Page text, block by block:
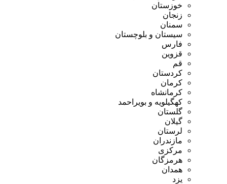
خوزستان
زنجان
سمنان
سیستان و بلوچستان
فارس
قزوین
قم
کردستان
کرمان
کرمانشاه
کهگیلویه و بویراحمد
گلستان
گیلان
لرستان
مازندران
مرکزی
هرمزگان
همدان
یزد